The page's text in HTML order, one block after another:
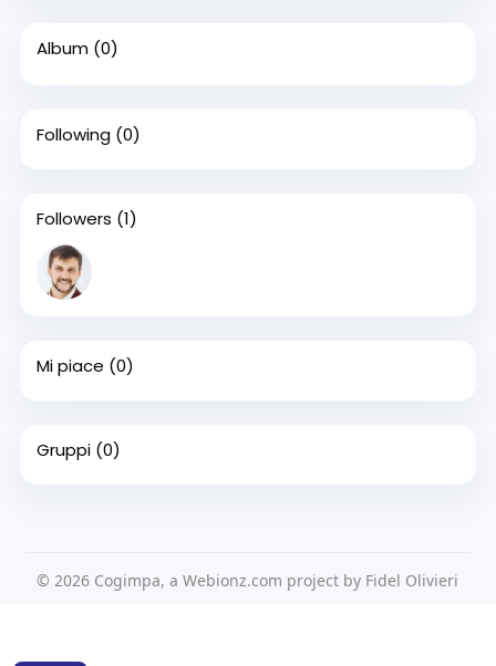
Album (0)
Following (0)
Followers (1)
Mi piace (0)
Gruppi (0)
© 2026 Cogimpa, a Webionz.com project by Fidel Olivieri